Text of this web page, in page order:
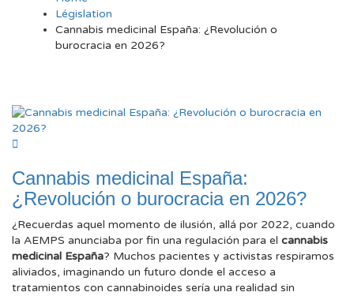
Législation
Cannabis medicinal España: ¿Revolución o
burocracia en 2026?
Cannabis medicinal España:
¿Revolución o burocracia en 2026?
¿Recuerdas aquel momento de ilusión, allá por 2022, cuando
la AEMPS anunciaba por fin una regulación para el cannabis
medicinal España? Muchos pacientes y activistas respiramos
aliviados, imaginando un futuro donde el acceso a
tratamientos con cannabinoides sería una realidad sin